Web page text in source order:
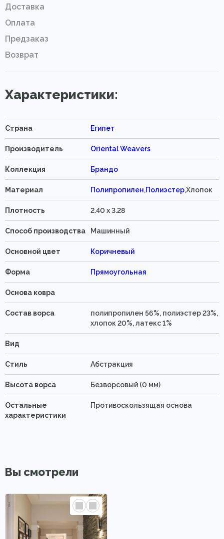
Доставка
Оплата
Предзаказ
Возврат
Характеристики:
Страна Египет
Производитель Oriental Weavers
Коллекция Брандо
Материал Полипропилен,Полиэстер,Хлопок
Плотность 2.40 x 3.28
Способ производства Машинный
Основной цвет Коричневый
Форма Прямоугольная
Основа ковра
Состав ворса
полипропилен 56%, полиэстер 23%,
хлопок 20%, латекс 1%
Вид
Стиль Абстракция
Высота ворса Безворсовый (0 мм)
Остальные
характеристики
Противоскользящая основа
Вы смотрели